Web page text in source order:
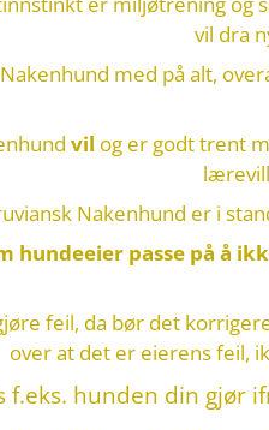
vil dra
med på alt,
vil og er godt trent
Nakenhund er i
hundeeier passe på å
feil, da bør det
over at det er eierens feil,
f.eks. hunden din gjør